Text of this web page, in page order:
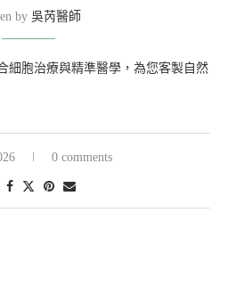
by 吳芮醫師
細胞治療與精準醫學，為您客製自然
0 comments